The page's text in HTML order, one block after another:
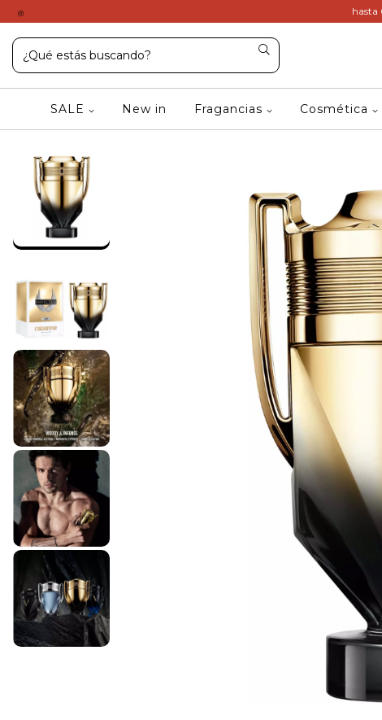
hasta
SALE New in Fragancias Cosmética